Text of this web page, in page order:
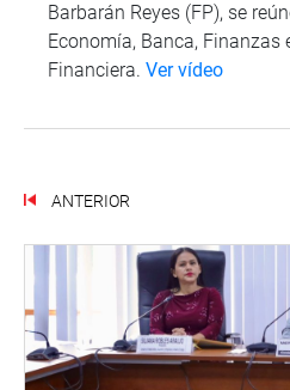
Barbarán Reyes (FP), se
Economía, Banca, Finanzas
Financiera. Ver vídeo
ANTERIOR